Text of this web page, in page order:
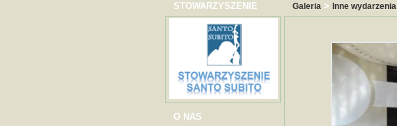
STOWARZYSZENIE
O NAS
Galeria > Inne wydarzenia